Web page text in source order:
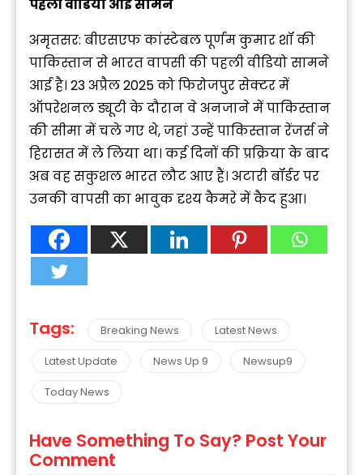
पहली वीडियो आई सामने
अमृतसर: बीएसएफ कांस्टेबल पूर्णम कुमार शॉ की
पाकिस्तान से भारत वापसी की पहली वीडियो सामने
आई है। 23 अप्रैल 2025 को फिरोजपुर सेक्टर में
ऑपरेशनल ड्यूटी के दौरान वे अनजाने में पाकिस्तान
की सीमा में चले गए थे, जहां उन्हें पाकिस्तान रेंजर्स ने
हिरासत में ले लिया था। कई दिनों की प्रक्रिया के बाद
अब वह सकुशल भारत लौट आए हैं। अटारी बॉर्डर पर
उनकी वापसी का भावुक दृश्य कैमरे में कैद हुआ।
Tags: Breaking News
Latest News
Latest Update
News Up 9
Newsup9
Today News
Have Something To Say? Post Your
Comment